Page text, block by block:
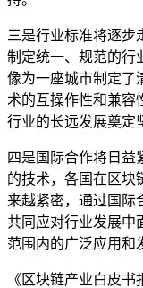
三是行业标准将逐步
制定统一、规范的行
像为一座城市制定了
术的互操作性和兼容
行业的长远发展奠定
四是国际合作将日益
的技术，各国在区块
来越紧密，通过国际
共同应对行业发展中
范围内的广泛应用和
《区块链产业白皮